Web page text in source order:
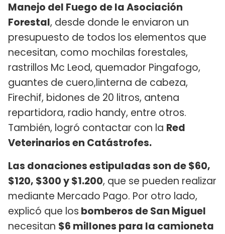
Manejo del Fuego de la Asociación
Forestal, desde donde le enviaron un
presupuesto de todos los elementos que
necesitan, como mochilas forestales,
rastrillos Mc Leod, quemador Pingafogo,
guantes de cuero,linterna de cabeza,
Firechif, bidones de 20 litros, antena
repartidora, radio handy, entre otros.
También, logró contactar con la Red
Veterinarios en Catástrofes.
Las donaciones estipuladas son de $60,
$120, $300 y $1.200, que se pueden realizar
mediante Mercado Pago. Por otro lado,
explicó que los bomberos de San Miguel
necesitan $6 millones para la camioneta